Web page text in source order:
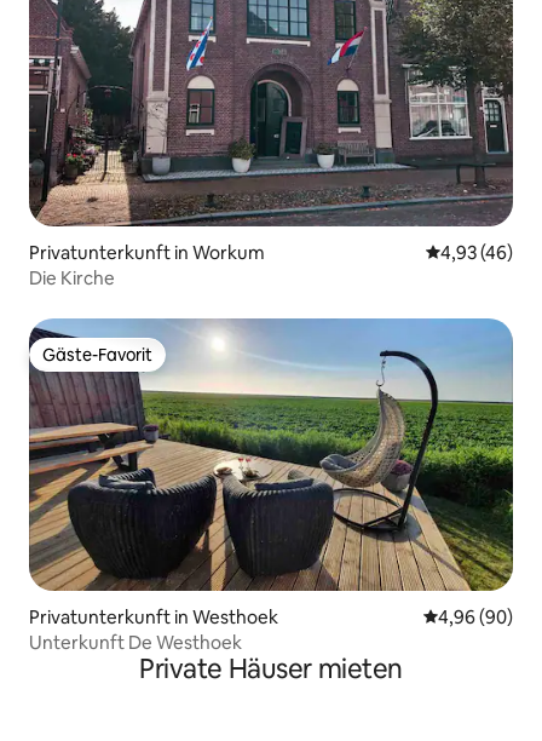
Privatunterkunft in Workum
4,93 (46)
Die Kirche
Gäste-Favorit
Gäste-Favorit
Privatunterkunft in Westhoek
4,96 (90)
Unterkunft De Westhoek
Private Häuser mieten